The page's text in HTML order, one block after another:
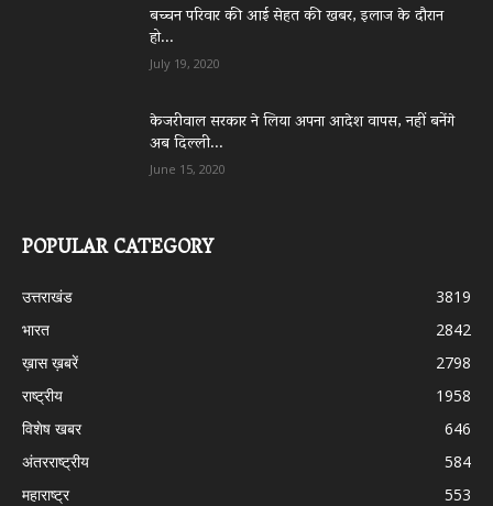
बच्चन परिवार की आई सेहत की खबर, इलाज के दौरान
हो...
July 19, 2020
केजरीवाल सरकार ने लिया अपना आदेश वापस, नहीं बनेंगे
अब दिल्ली...
June 15, 2020
POPULAR CATEGORY
उत्तराखंड
3819
भारत
2842
ख़ास ख़बरें
2798
राष्ट्रीय
1958
विशेष खबर
646
अंतरराष्ट्रीय
584
महाराष्ट्र
553